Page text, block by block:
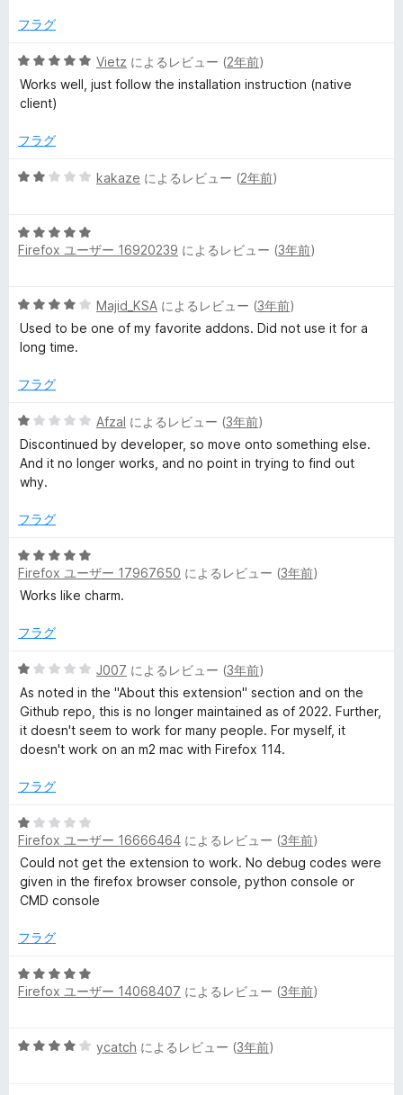
フラグ
5
段
階
5
評
Vietz によるレビュー (2年前)
Works well, just follow the installation instruction (native
client)
フラグ
5
中
2
価
kakaze によるレビュー (2年前)
5
段
5
の
評
Firefox ユーザー 16920239 によるレビュー (3年前)
5
段
階
4
評
価
Majid_KSA によるレビュー (3年前)
Used to be one of my favorite addons. Did not use it for a
long time.
フラグ
5
段
階
中
の
価
Afzal によるレビュー (3年前)
Discontinued by developer, so move onto something else.
And it no longer works, and no point in trying to find out
why.
フラグ
5
段
階
5
評
価
Firefox ユーザー 17967650 によるレビュー (3年前)
Works like charm.
フラグ
5
段
階
中
1
評
J007 によるレビュー (3年前)
As noted in the "About this extension" section and on the
Github repo, this is no longer maintained as of 2022. Further,
it doesn't seem to work for many people. For myself, it
doesn't work on an m2 mac with Firefox 114.
フラグ
5
段
階
中
1
評
Firefox ユーザー 16666464 によるレビュー (3年前)
Could not get the extension to work. No debug codes were
given in the firefox browser console, python console or
CMD console
フラグ
5
段
5
Firefox ユーザー 14068407 によるレビュー (3年前)
5
ycatch によるレビュー (3年前)